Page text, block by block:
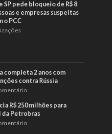
SP pede bloqueio de R$ 8
e empresas suspeitas
o PCC
completa 2 anos com
contra Rússia
R$ 250 milhões para
Petrobras